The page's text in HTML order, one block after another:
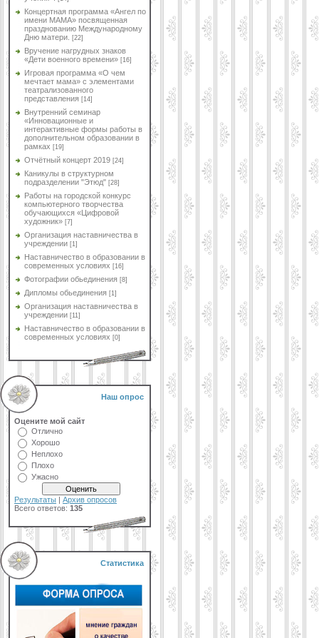
Концертная программа «Ангел по
имени МАМА» посвященная
празднованию Международному
Дню матери.
[22]
Вручение нагрудных знаков
«Дети военного времени» [16]
Игровая программа «О чем
мечтает мама» с элементами
театрализованного
представления [14]
Внутренний семинар
«Инновационные и
интерактивные формы работы в
дополнительном образовании в
рамках [19]
Отчётный концерт 2019 [24]
Каникулы в структурном
подразделении "Этюд" [28]
Работы на городской конкурс
компьютерного творчества
обучающихся «Цифровой
художник» [7]
Организация наставничества в
учреждении [1]
Наставничество в образовании в
современных условиях [16]
Фотографии обьединения [8]
Дипломы обьединения [1]
Организация наставничества в
учреждении [11]
Наставничество в образовании в
современных условиях [0]
Наш опрос
Оцените мой сайт
Отлично
Хорошо
Неплохо
Плохо
Ужасно
Результаты | Архив опросов
Всего ответов: 135
Статистика